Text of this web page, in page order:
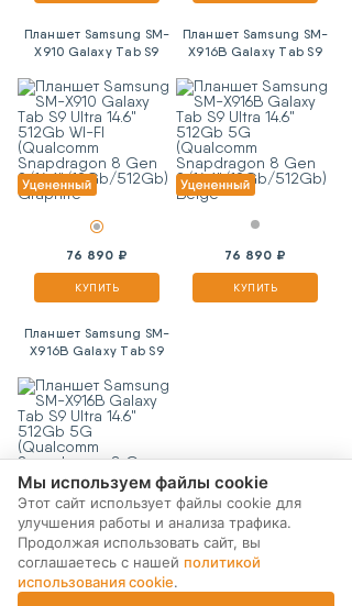
Планшет Samsung SM-
X910 Galaxy Tab S9
(Qualcomm Snapdragon
8 Gen
2/14.6"/12Gb/512Gb)
Graphite
76 890 ₽
КУПИТЬ
Планшет Samsung SM-
X916B Galaxy Tab S9
(Qualcomm Snapdragon
8 Gen
2/14.6"/12Gb/512Gb)
Beige
76 890 ₽
КУПИТЬ
Планшет Samsung SM-
X916B Galaxy Tab S9
(Qualcomm Snapdragon
8 Gen
2/14.6"/12Gb/512Gb)
Graphite
КУПИТЬ
Мы используем файлы cookie
Этот сайт использует файлы cookie для
улучшения работы и анализа трафика.
Продолжая использовать сайт, вы
соглашаетесь с нашей политикой
использования cookie.